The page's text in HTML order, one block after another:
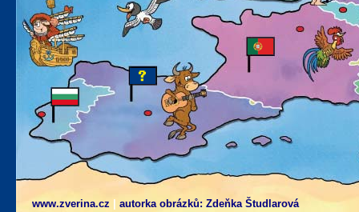
www.zverina.cz autorka obrázků: Zdeňka Študlarová